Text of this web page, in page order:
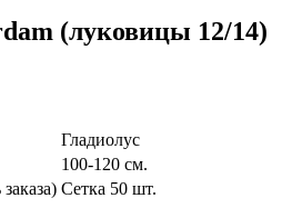
(луковицы 12/14)
Гладиолус
100-120 см.
Сетка 50 шт.